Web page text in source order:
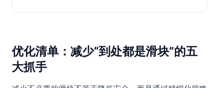
优化清单：减少“到处都是滑块”的五
大抓手